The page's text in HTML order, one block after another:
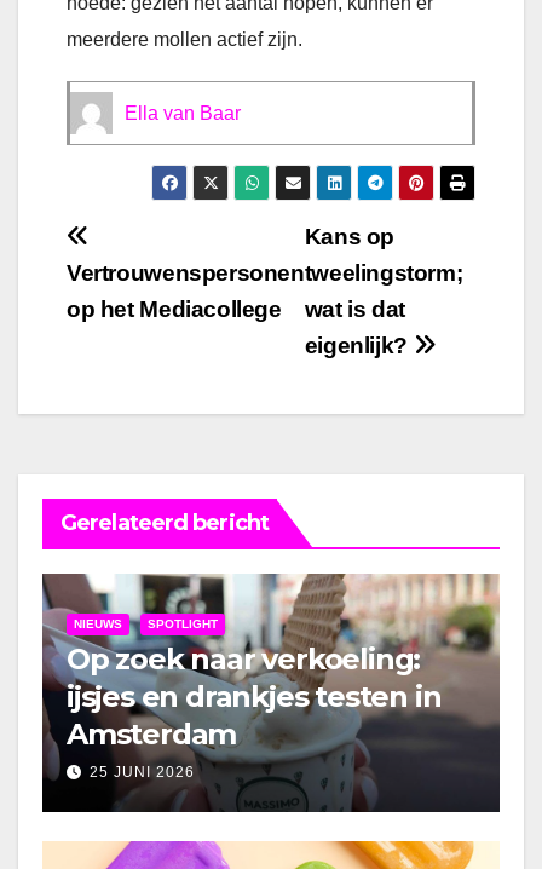
meerdere mollen actief zijn.
Ella van Baar
Bericht
navigatie
Kans op
tweelingstorm;
wat is dat
eigenlijk?
Vertrouwenspersonen
op het Mediacollege
Gerelateerd bericht
NIEUWS SPOTLIGHT
Op zoek naar verkoeling:
ijsjes en drankjes testen in
Amsterdam
25 JUNI 2026